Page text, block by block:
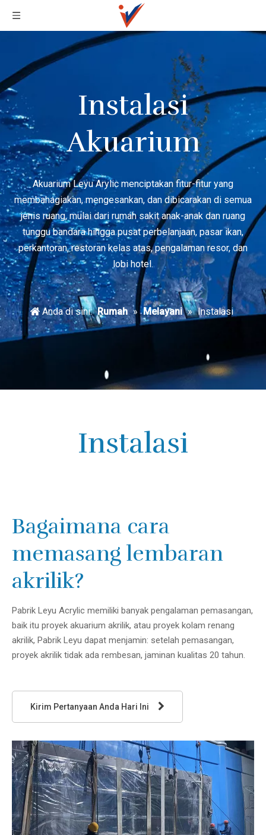
Instalasi
Akuarium
Akuarium Leyu Arylic menciptakan fitur-fitur yang
membahagiakan, mengesankan, dan dibicarakan di semua
jenis ruang, mulai dari rumah sakit anak-anak dan ruang
tunggu bandara hingga pusat perbelanjaan, pasar ikan,
perkantoran, restoran kelas atas, pengalaman resor, dan
lobi hotel.
Anda di sini: Rumah » Melayani » Instalasi
Instalasi
Bagaimana cara
memasang lembaran
akrilik?
Pabrik Leyu Acrylic memiliki banyak pengalaman pemasangan,
baik itu proyek akuarium akrilik, atau proyek kolam renang
akrilik, Pabrik Leyu dapat menjamin: setelah pemasangan,
proyek akrilik tidak ada rembesan, jaminan kualitas 20 tahun.
Kirim Pertanyaan Anda Hari Ini